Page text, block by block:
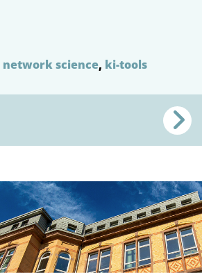
network science, ki-tools